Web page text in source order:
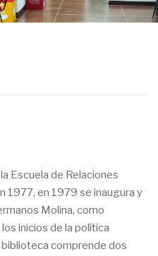
Escuela de Relaciones
1977, en 1979 se inaugura y
Molina, como
inicios de la política
comprende dos